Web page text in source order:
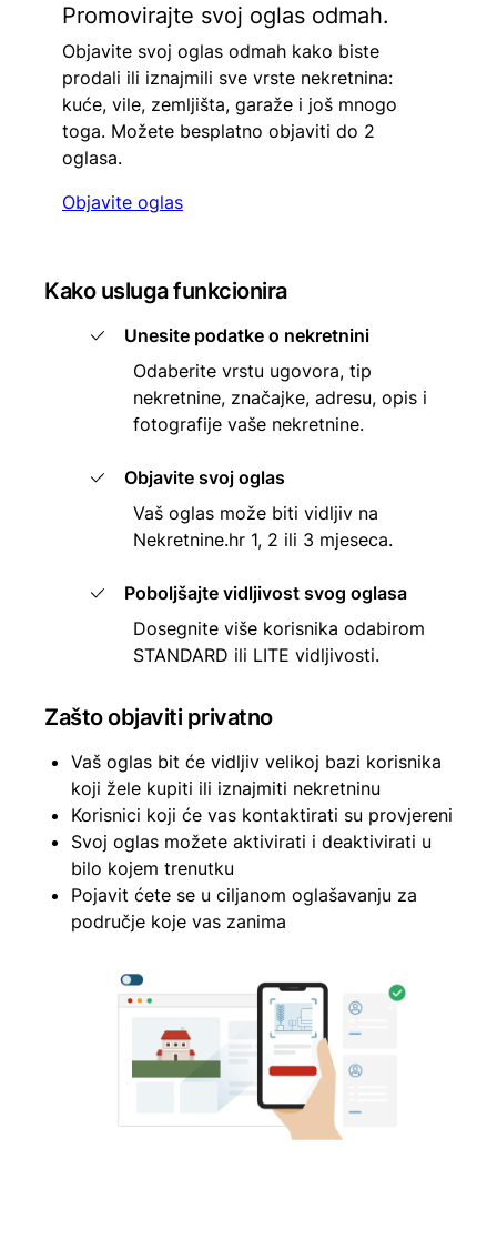
Promovirajte svoj oglas odmah.
Objavite svoj oglas odmah kako biste
prodali ili iznajmili sve vrste nekretnina:
kuće, vile, zemljišta, garaže i još mnogo
toga. Možete besplatno objaviti do 2
oglasa.
Objavite oglas
Kako usluga funkcionira
Unesite podatke o nekretnini
Odaberite vrstu ugovora, tip
nekretnine, značajke, adresu, opis i
fotografije vaše nekretnine.
Objavite svoj oglas
Vaš oglas može biti vidljiv na
Nekretnine.hr 1, 2 ili 3 mjeseca.
Poboljšajte vidljivost svog oglasa
Dosegnite više korisnika odabirom
STANDARD ili LITE vidljivosti.
Zašto objaviti privatno
Vaš oglas bit će vidljiv velikoj bazi korisnika
koji žele kupiti ili iznajmiti nekretninu
Korisnici koji će vas kontaktirati su provjereni
Svoj oglas možete aktivirati i deaktivirati u
bilo kojem trenutku
Pojavit ćete se u ciljanom oglašavanju za
područje koje vas zanima